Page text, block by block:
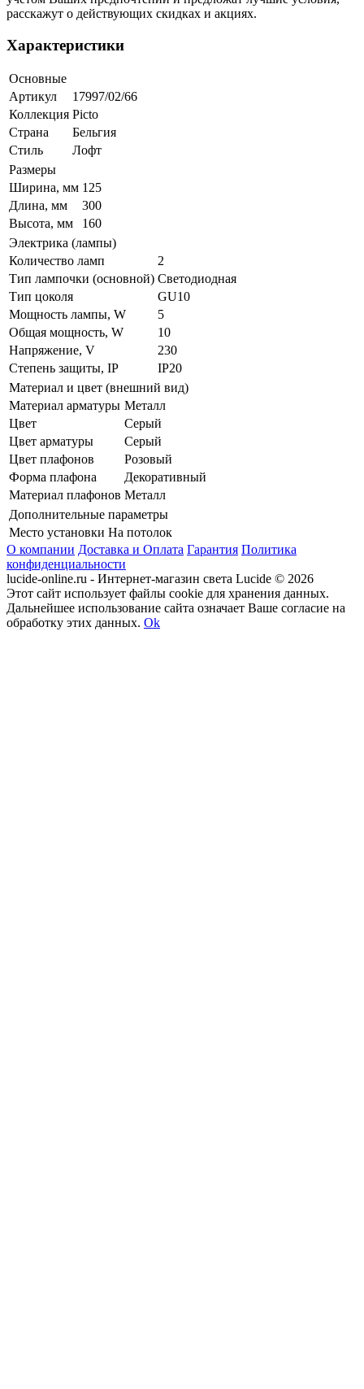
расскажут о действующих скидках и акциях.
Характеристики
Основные
Артикул
17997/02/66
Коллекция Picto
Страна
Бельгия
Стиль
Лофт
Размеры
Ширина, мм 125
Длина, мм
300
Высота, мм
160
Электрика (лампы)
Количество ламп
2
Тип лампочки (основной) Светодиодная
Тип цоколя
GU10
Мощность лампы, W
5
Общая мощность, W
10
Напряжение, V
230
Степень защиты, IP
IP20
Материал и цвет (внешний вид)
Материал арматуры Металл
Цвет
Серый
Цвет арматуры
Серый
Цвет плафонов
Розовый
Форма плафона
Декоративный
Материал плафонов Металл
Дополнительные параметры
Место установки На потолок
О компании Доставка и Оплата Гарантия Политика
конфиденциальности
lucide-online.ru - Интернет-магазин света Lucide © 2026
Этот сайт использует файлы cookie для хранения данных.
Дальнейшее использование сайта означает Ваше согласие на
обработку этих данных. Ok